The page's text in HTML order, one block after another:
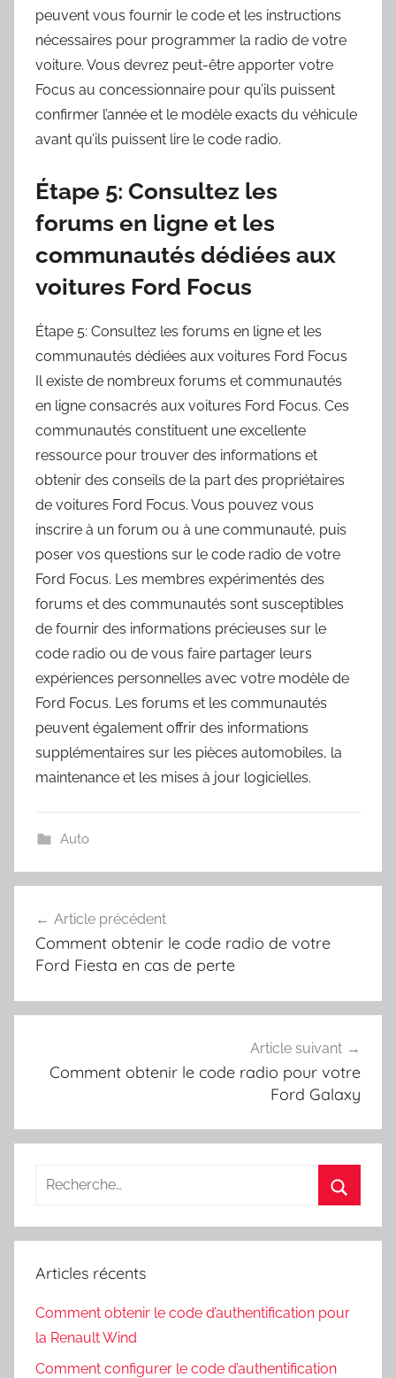
peuvent vous fournir le code et les instructions
nécessaires pour programmer la radio de votre
voiture. Vous devrez peut-être apporter votre
Focus au concessionnaire pour qu’ils puissent
confirmer l’année et le modèle exacts du véhicule
avant qu’ils puissent lire le code radio.
Étape 5: Consultez les
forums en ligne et les
communautés dédiées aux
voitures Ford Focus
Étape 5: Consultez les forums en ligne et les
communautés dédiées aux voitures Ford Focus
Il existe de nombreux forums et communautés
en ligne consacrés aux voitures Ford Focus. Ces
communautés constituent une excellente
ressource pour trouver des informations et
obtenir des conseils de la part des propriétaires
de voitures Ford Focus. Vous pouvez vous
inscrire à un forum ou à une communauté, puis
poser vos questions sur le code radio de votre
Ford Focus. Les membres expérimentés des
forums et des communautés sont susceptibles
de fournir des informations précieuses sur le
code radio ou de vous faire partager leurs
expériences personnelles avec votre modèle de
Ford Focus. Les forums et les communautés
peuvent également offrir des informations
supplémentaires sur les pièces automobiles, la
maintenance et les mises à jour logicielles.
Auto
de
l’article
Article précédent
Comment obtenir le code radio de votre
Ford Fiesta en cas de perte
Article suivant
Comment obtenir le code radio pour votre
Ford Galaxy
Recherche
:
Articles récents
Comment obtenir le code d’authentification pour
la Renault Wind
Comment configurer le code d’authentification